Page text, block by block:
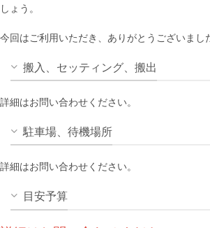
しょう。
今回はご利用いただき、ありがとうございまし
搬入、セッティング、搬出
詳細はお問い合わせください。
駐車場、待機場所
詳細はお問い合わせください。
目安予算